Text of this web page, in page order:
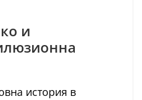
и
история в